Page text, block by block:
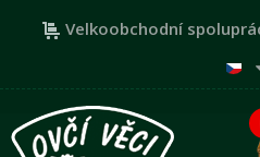
Velkoobchodní